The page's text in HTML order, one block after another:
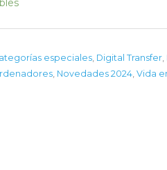
especiales Digital Transfer
Novedades 2024 Vida